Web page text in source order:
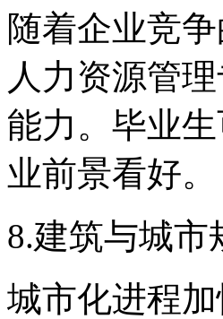
随着企业竞
人力资源管
能力。毕业
业前景看好。
8.建筑与城市
城市化进程